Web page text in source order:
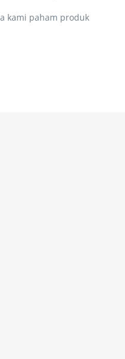
kami paham produk